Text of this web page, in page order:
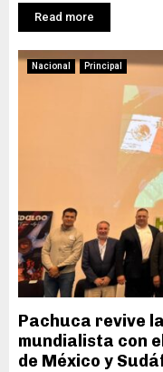
Read more
Nacional Principal
Pachuca revive
mundialista con
de México y